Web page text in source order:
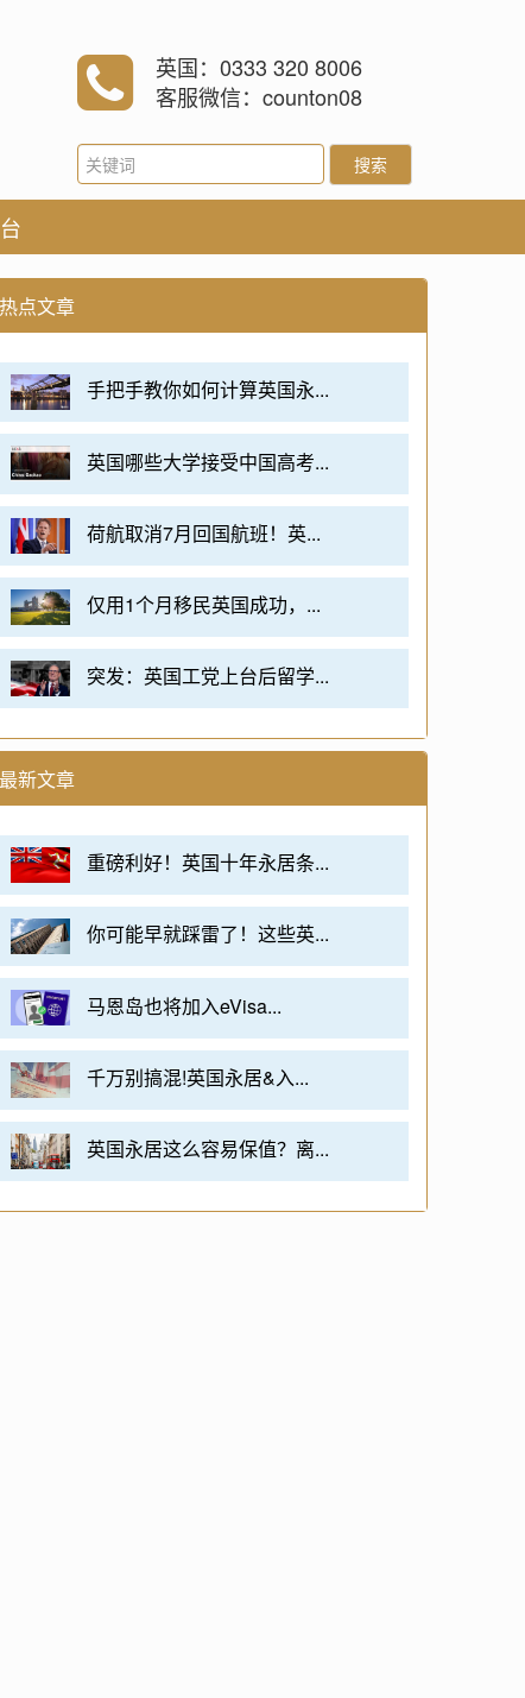
英国：0333 320 8006
客服微信：counton08
搜索
热点文章
手把手教你如何计算英国永...
英国哪些大学接受中国高考...
荷航取消7月回国航班！英...
仅用1个月移民英国成功，...
突发：英国工党上台后留学...
最新文章
重磅利好！英国十年永居条...
你可能早就踩雷了！这些英...
马恩岛也将加入eVisa...
千万别搞混!英国永居&入...
英国永居这么容易保值？离...